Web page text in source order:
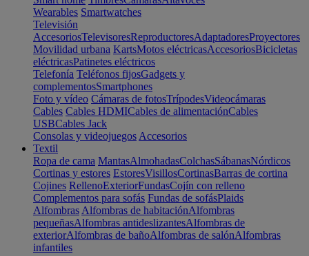
Wearables Smartwatches
Televisión
AccesoriosTelevisoresReproductoresAdaptadoresProyectores
Movilidad urbana KartsMotos eléctricasAccesoriosBicicletas
eléctricasPatinetes eléctricos
Telefonía Teléfonos fijosGadgets y
complementosSmartphones
Foto y vídeo Cámaras de fotosTrípodesVideocámaras
Cables Cables HDMICables de alimentaciónCables
USBCables Jack
Consolas y videojuegos Accesorios
Textil
Ropa de cama MantasAlmohadasColchasSábanasNórdicos
Cortinas y estores EstoresVisillosCortinasBarras de cortina
Cojines RellenoExteriorFundasCojín con relleno
Complementos para sofás Fundas de sofásPlaids
Alfombras Alfombras de habitaciónAlfombras
pequeñasAlfombras antideslizantesAlfombras de
exteriorAlfombras de bañoAlfombras de salónAlfombras
infantiles